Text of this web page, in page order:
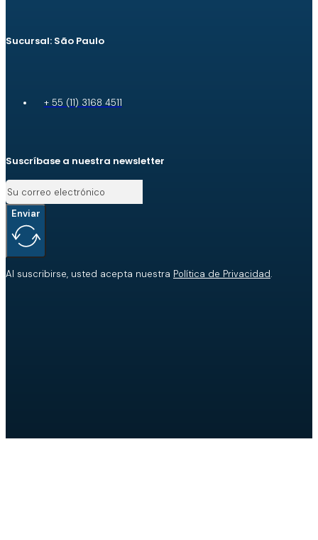
Sucursal: São Paulo
+ 55 (11) 3168 4511
Suscríbase a nuestra newsletter
Enviar
Al suscribirse, usted acepta nuestra Política de Privacidad.